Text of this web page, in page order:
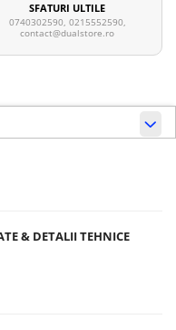
SFATURI ULTILE
0740302590, 0215552590,
contact@dualstore.ro
& DETALII TEHNICE